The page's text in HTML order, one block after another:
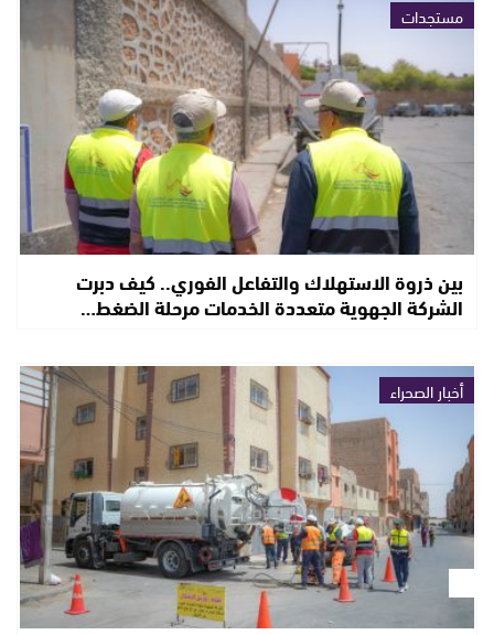
مستجدات
بين ذروة الاستهلاك والتفاعل الفوري.. كيف دبرت
الشركة الجهوية متعددة الخدمات مرحلة الضغط…
أخبار الصحراء